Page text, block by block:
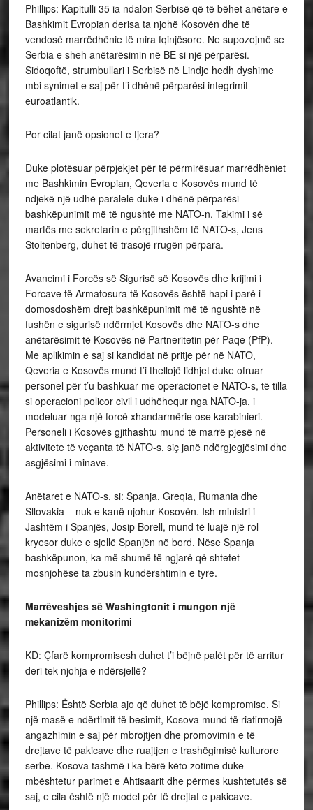
Phillips: Kapitulli 35 ia ndalon Serbisë që të bëhet anëtare e
Bashkimit Evropian derisa ta njohë Kosovën dhe të
vendosë marrëdhënie të mira fqinjësore. Ne supozojmë se
Serbia e sheh anëtarësimin në BE si një përparësi.
Sidoqoftë, strumbullari i Serbisë në Lindje hedh dyshime
mbi synimet e saj për t’i dhënë përparësi integrimit
euroatlantik.
Por cilat janë opsionet e tjera?
Duke plotësuar përpjekjet për të përmirësuar marrëdhëniet
me Bashkimin Evropian, Qeveria e Kosovës mund të
ndjekë një udhë paralele duke i dhënë përparësi
bashkëpunimit më të ngushtë me NATO-n. Takimi i së
martës me sekretarin e përgjithshëm të NATO-s, Jens
Stoltenberg, duhet të trasojë rrugën përpara.
Avancimi i Forcës së Sigurisë së Kosovës dhe krijimi i
Forcave të Armatosura të Kosovës është hapi i parë i
domosdoshëm drejt bashkëpunimit më të ngushtë në
fushën e sigurisë ndërmjet Kosovës dhe NATO-s dhe
anëtarësimit të Kosovës në Partneritetin për Paqe (PfP).
Me aplikimin e saj si kandidat në pritje për në NATO,
Qeveria e Kosovës mund t’i thellojë lidhjet duke ofruar
personel për t’u bashkuar me operacionet e NATO-s, të tilla
si operacioni policor civil i udhëhequr nga NATO-ja, i
modeluar nga një forcë xhandarmërie ose karabinieri.
Personeli i Kosovës gjithashtu mund të marrë pjesë në
aktivitete të veçanta të NATO-s, siç janë ndërgjegjësimi dhe
asgjësimi i minave.
Anëtaret e NATO-s, si: Spanja, Greqia, Rumania dhe
Sllovakia – nuk e kanë njohur Kosovën. Ish-ministri i
Jashtëm i Spanjës, Josip Borell, mund të luajë një rol
kryesor duke e sjellë Spanjën në bord. Nëse Spanja
bashkëpunon, ka më shumë të ngjarë që shtetet
mosnjohëse ta zbusin kundërshtimin e tyre.
Marrëveshjes së Washingtonit i mungon një
mekanizëm monitorimi
KD: Çfarë kompromisesh duhet t’i bëjnë palët për të arritur
deri tek njohja e ndërsjellë?
Phillips: Është Serbia ajo që duhet të bëjë kompromise. Si
një masë e ndërtimit të besimit, Kosova mund të riafirmojë
angazhimin e saj për mbrojtjen dhe promovimin e të
drejtave të pakicave dhe ruajtjen e trashëgimisë kulturore
serbe. Kosova tashmë i ka bërë këto zotime duke
mbështetur parimet e Ahtisaarit dhe përmes kushtetutës së
saj, e cila është një model për të drejtat e pakicave.